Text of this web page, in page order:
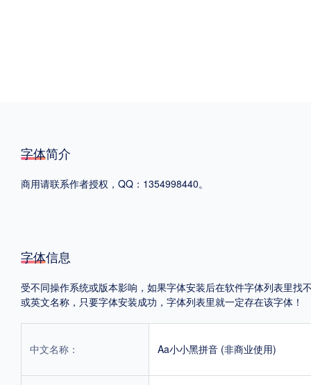
POP字体下载
字体简介
商用请联系作者授权，QQ：1354998440。
字体信息
受不同操作系统或版本影响，如果字体安装后在软件字体列表里
或英文名称，只要字体安装成功，字体列表里就一定存在该字体！
中文名称： Aa小小黑拼音 (非商业使用)